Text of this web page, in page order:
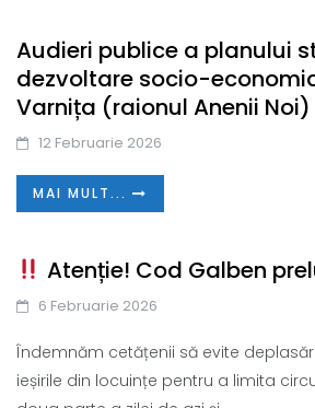
Audieri publice a planului
dezvoltare socio-
Varnița (raionul Anenii Noi)
12 Februarie 2026
MAI MULT...
Atenție! Cod Galben
6 Februarie 2026
Îndemnăm cetățenii să evite
ieșirile din locuințe pentru a limita